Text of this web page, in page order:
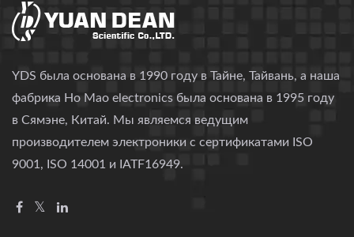
YDS была основана в 1990 году в Тайне, Тайвань, а наша
фабрика Ho Mao electronics была основана в 1995 году
в Сямэне, Китай. Мы являемся ведущим
производителем электроники с сертификатами ISO
9001, ISO 14001 и IATF16949.